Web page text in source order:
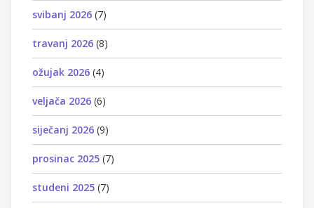
svibanj 2026 (7)
travanj 2026 (8)
ožujak 2026 (4)
veljača 2026 (6)
siječanj 2026 (9)
prosinac 2025 (7)
studeni 2025 (7)